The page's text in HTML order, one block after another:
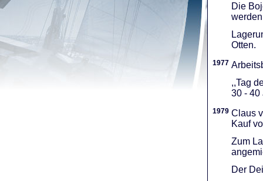
Die
Otten.
1977
,,Tag
30 - 40
1979 Claus
Kauf
Zum
Der